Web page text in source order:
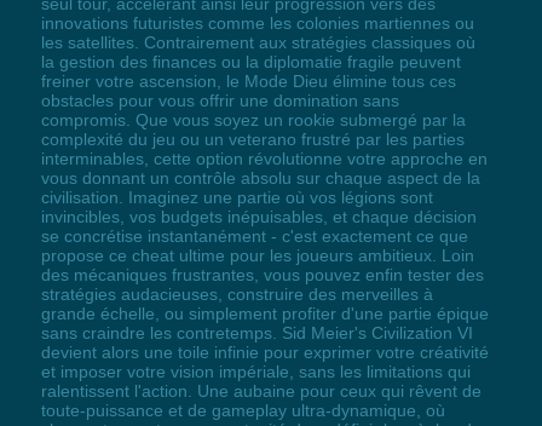
seul tour, accélérant ainsi leur progression vers des
innovations futuristes comme les colonies martiennes ou
les satellites. Contrairement aux stratégies classiques où
la gestion des finances ou la diplomatie fragile peuvent
freiner votre ascension, le Mode Dieu élimine tous ces
obstacles pour vous offrir une domination sans
compromis. Que vous soyez un rookie submergé par la
complexité du jeu ou un veterano frustré par les parties
interminables, cette option révolutionne votre approche en
vous donnant un contrôle absolu sur chaque aspect de la
civilisation. Imaginez une partie où vos légions sont
invincibles, vos budgets inépuisables, et chaque décision
se concrétise instantanément - c'est exactement ce que
propose ce cheat ultime pour les joueurs ambitieux. Loin
des mécaniques frustrantes, vous pouvez enfin tester des
stratégies audacieuses, construire des merveilles à
grande échelle, ou simplement profiter d'une partie épique
sans craindre les contretemps. Sid Meier's Civilization VI
devient alors une toile infinie pour exprimer votre créativité
et imposer votre vision impériale, sans les limitations qui
ralentissent l'action. Une aubaine pour ceux qui rêvent de
toute-puissance et de gameplay ultra-dynamique, où